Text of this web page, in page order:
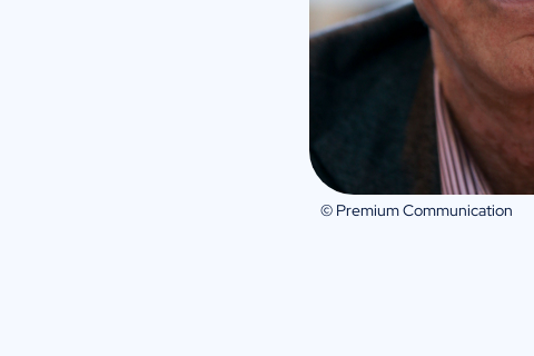
© Premium Communication